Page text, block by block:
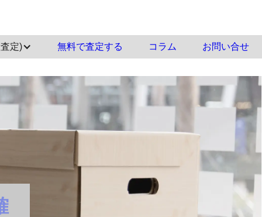
定) ‍無料で査定する コラム お問い合せ